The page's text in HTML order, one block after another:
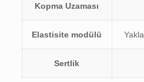
Kopma Uzaması
Elastisite modülü
Sertlik